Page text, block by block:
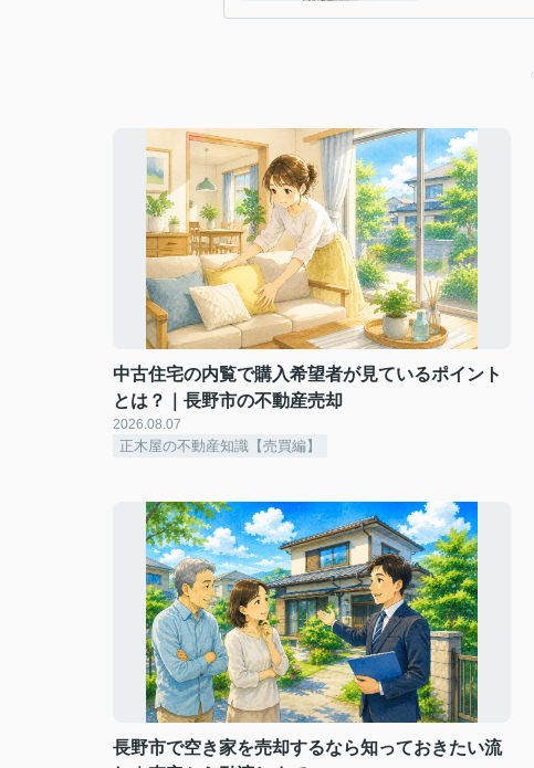
中古住宅の内覧で購入希望者が見ているポイント
とは？｜長野市の不動産売却
2026.08.07
正木屋の不動産知識【売買編】
長野市で空き家を売却するなら知っておきたい流